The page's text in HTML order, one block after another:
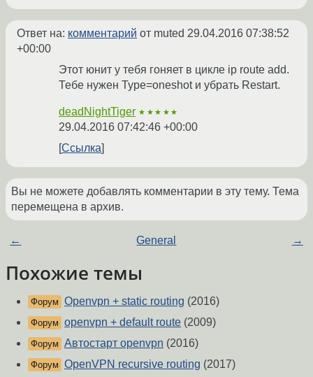
Ответ на: комментарий от muted 29.04.2016 07:38:52
+00:00
Этот юнит у тебя гоняет в цикле ip route add.
Тебе нужен Type=oneshot и убрать Restart.
deadNightTiger ★★★★★
29.04.2016 07:42:46 +00:00
Ссылка
Вы не можете добавлять комментарии в эту тему. Тема
перемещена в архив.
← General →
Похожие темы
Форум Openvpn + static routing (2016)
Форум openvpn + default route (2009)
Форум Автостарт openvpn (2016)
Форум OpenVPN recursive routing (2017)